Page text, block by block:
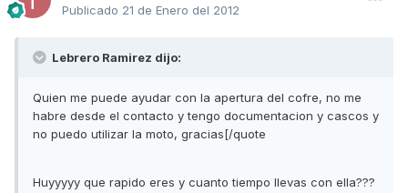
Publicado 21 de Enero del 2012
Lebrero Ramirez dijo:
Quien me puede ayudar con la apertura del cofre, no me
habre desde el contacto y tengo documentacion y cascos y
no puedo utilizar la moto, gracias[/quote
Huyyyyy que rapido eres y cuanto tiempo llevas con ella???